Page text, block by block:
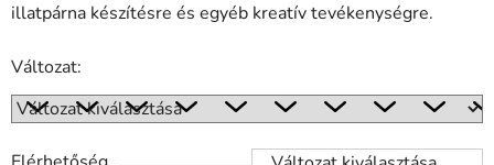
illatpárna készítésre és egyéb kreatív tevékenységre.
Változat: